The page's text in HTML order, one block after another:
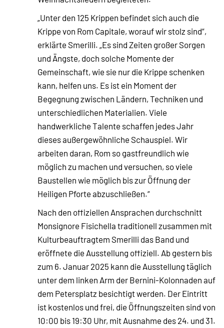
„Unter den 125 Krippen befindet sich auch die
Krippe von Rom Capitale, worauf wir stolz sind“,
erklärte Smerilli. „Es sind Zeiten großer Sorgen
und Ängste, doch solche Momente der
Gemeinschaft, wie sie nur die Krippe schenken
kann, helfen uns. Es ist ein Moment der
Begegnung zwischen Ländern, Techniken und
unterschiedlichen Materialien. Viele
handwerkliche Talente schaffen jedes Jahr
dieses außergewöhnliche Schauspiel. Wir
arbeiten daran, Rom so gastfreundlich wie
möglich zu machen und versuchen, so viele
Baustellen wie möglich bis zur Öffnung der
Heiligen Pforte abzuschließen.“
Nach den offiziellen Ansprachen durchschnitt
Monsignore Fisichella traditionell zusammen mit
Kulturbeauftragtem Smerilli das Band und
eröffnete die Ausstellung offiziell. Ab gestern bis
zum 6. Januar 2025 kann die Ausstellung täglich
unter dem linken Arm der Bernini-Kolonnaden auf
dem Petersplatz besichtigt werden. Der Eintritt
ist kostenlos und frei, die Öffnungszeiten sind von
10:00 bis 19:30 Uhr, mit Ausnahme des 24. und 31.